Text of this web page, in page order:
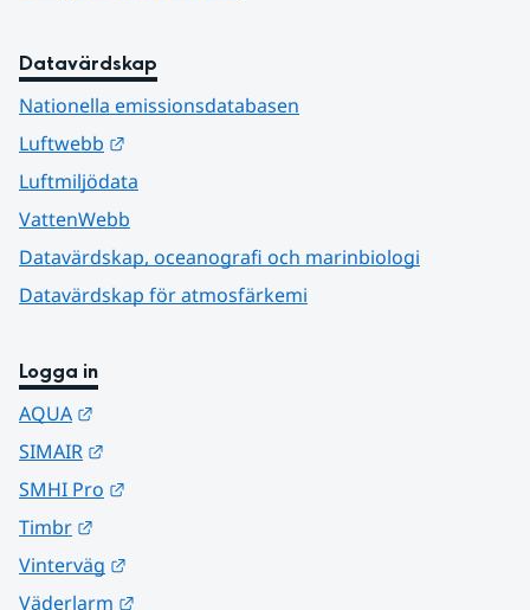
Datavärdskap
Nationella emissionsdatabasen
Luftwebb
Luftmiljödata
VattenWebb
Datavärdskap, oceanografi och marinbiologi
Datavärdskap för atmosfärkemi
Logga in
AQUA
SIMAIR
SMHI Pro
Timbr
Vinterväg
Väderlarm